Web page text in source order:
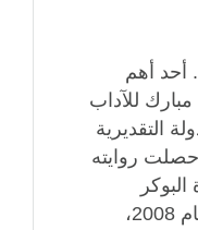
بهاء طاهر من مواليد 1935. أحد أهم
مبارك للآداب
التقديرية
1998، كما حصلت روايته
العربية في دورتها الأولى عام 2008،